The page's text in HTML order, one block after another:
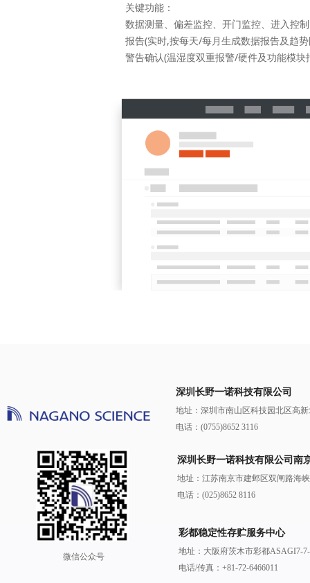
关键功能：
数据测量、偏差监控、开门监控、进入控
报告(实时,按每天/每月生成数据报告及趋
警告确认(温湿度双重报警/硬件及功能模块
微信公众号
深圳长野一诺科技有限公司
地址：深圳市南山区科技园北区高
电话：(0755)8652 3116
深圳长野一诺科技有限公司南
地址：江苏南京市建邺区双闸路海
电话：(025)8652 8116
彩都稳定性存贮服务中心
地址：大阪府茨木市彩都ASAGI7-7-
电话/传真：+81-72-6466011